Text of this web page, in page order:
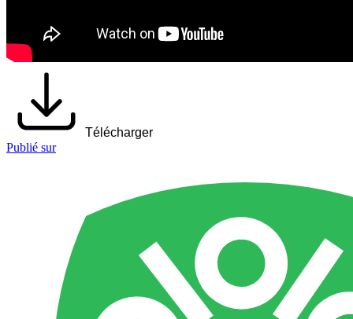
Télécharger
Publié sur